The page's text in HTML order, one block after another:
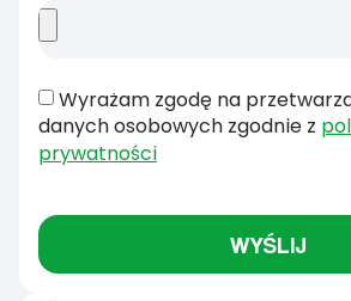
Wyrażam zgodę na
danych osobowych zgodnie z
prywatności
WYŚLIJ